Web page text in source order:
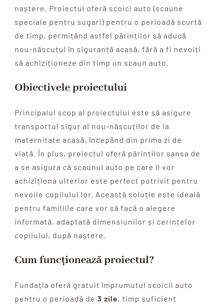
naștere. Proiectul oferă scoici auto (scaune
speciale pentru sugari) pentru o perioadă scurtă
de timp, permițând astfel părinților să aducă
nou-născutul în siguranță acasă, fără a fi nevoiți
să achiziționeze din timp un scaun auto.
Obiectivele proiectului
Principalul scop al proiectului este să asigure
transportul sigur al nou-născuților de la
maternitate acasă, începând din prima zi de
viață. În plus, proiectul oferă părinților șansa de
a se asigura că scaunul auto pe care îl vor
achiziționa ulterior este perfect potrivit pentru
nevoile copilului lor. Această soluție este ideală
pentru familiile care vor să facă o alegere
informată, adaptată dimensiunilor și cerințelor
copilului, după naștere.
Cum funcționează proiectul?
Fundația oferă gratuit împrumutul scoicii auto
pentru o perioadă de 3 zile, timp suficient